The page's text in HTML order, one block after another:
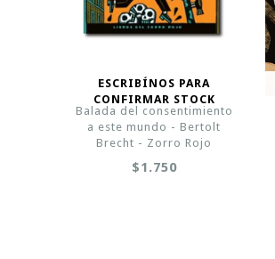
ESCRIBÍNOS PARA
CONFIRMAR STOCK
Balada del consentimiento
a este mundo - Bertolt
Brecht - Zorro Rojo
$1.750